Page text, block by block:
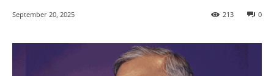
September 20, 2025 0
213